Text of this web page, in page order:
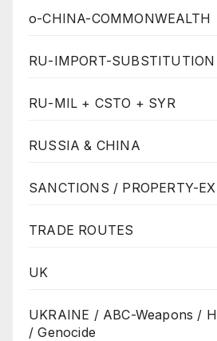
o-CHINA-COMMONWEALTH
RU-IMPORT-SUBSTITUTION
RU-MIL + CSTO + SYR
RUSSIA & CHINA
SANCTIONS / PROPERTY-
TRADE ROUTES
UK
UKRAINE / ABC-Weapons /
/ Genocide